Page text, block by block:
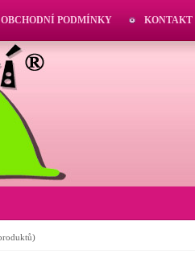
OBCHODNÍ PODMÍNKY KONTAKT